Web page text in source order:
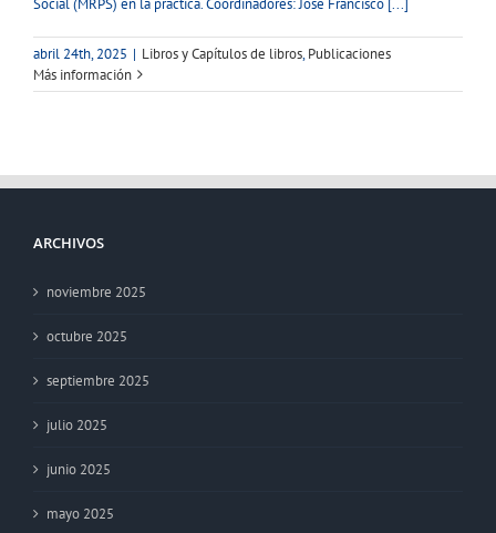
abril 24th, 2025 | Libros y Capítulos de libros,Publicaciones
Más información
ARCHIVOS
noviembre 2025
octubre 2025
septiembre 2025
julio 2025
junio 2025
mayo 2025